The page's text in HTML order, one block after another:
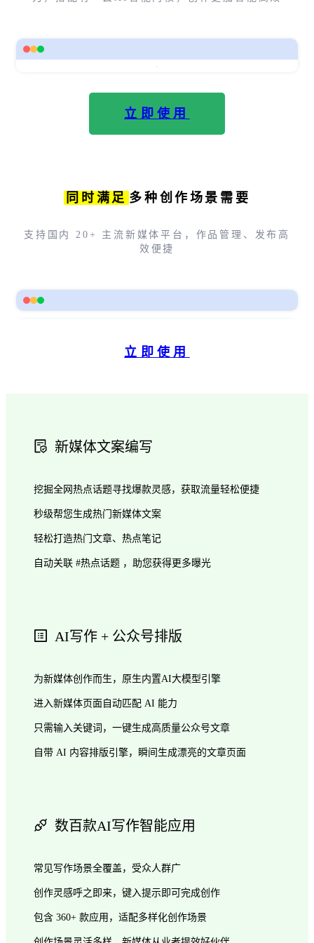
立即使用
同时满足 多种创作场景需要
支持国内 20+ 主流新媒体平台，作品管理、发布高
效便捷
立即使用
新媒体文案编写
挖掘全网热点话题寻找爆款灵感，获取流量轻松便捷
秒级帮您生成热门新媒体文案
轻松打造热门文章、热点笔记
自动关联 #热点话题 ，助您获得更多曝光
AI写作 + 公众号排版
为新媒体创作而生，原生内置AI大模型引擎
进入新媒体页面自动匹配 AI 能力
只需输入关键词，一键生成高质量公众号文章
自带 AI 内容排版引擎，瞬间生成漂亮的文章页面
数百款AI写作智能应用
常见写作场景全覆盖，受众人群广
创作灵感呼之即来，键入提示即可完成创作
包含 360+ 款应用，适配多样化创作场景